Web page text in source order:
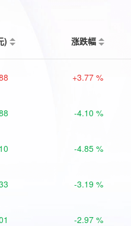
) 涨跌幅
+3.77 %
-4.10 %
-4.85 %
-3.19 %
-2.97 %